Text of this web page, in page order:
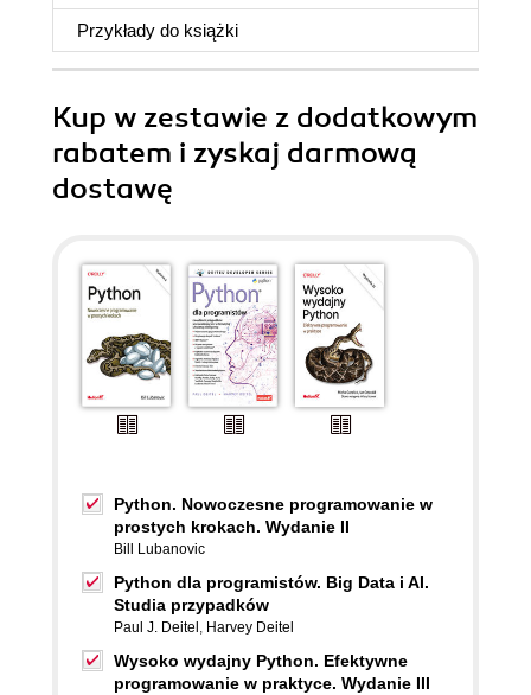
Przykłady do książki
Kup w zestawie z dodatkowym
rabatem i zyskaj darmową
dostawę
Python. Nowoczesne programowanie w
prostych krokach. Wydanie II
Bill Lubanovic
Python dla programistów. Big Data i AI.
Studia przypadków
Paul J. Deitel , Harvey Deitel
Wysoko wydajny Python. Efektywne
programowanie w praktyce. Wydanie III